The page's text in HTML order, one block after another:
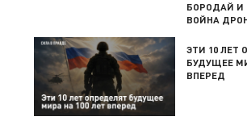
БОРОДАЙ И
ВОЙНА
ЭТИ 10 ЛЕТ
БУДУЩЕЕ
ВПЕРЕД